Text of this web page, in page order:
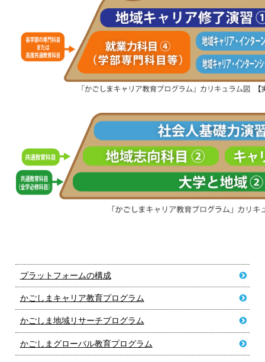
プラットフォームの構成
かごしまキャリア教育プログラム
かごしま地域リサーチプログラム
かごしまグローバル教育プログラム